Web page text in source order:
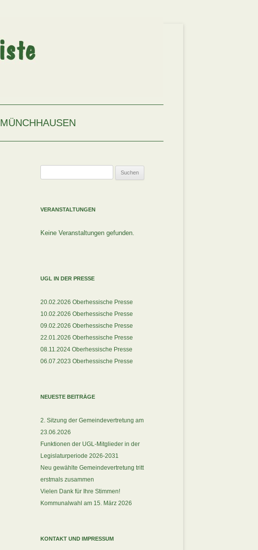
MÜNCHHAUSEN
VERANSTALTUNGEN
Keine Veranstaltungen gefunden.
UGL IN DER PRESSE
20.02.2026 Oberhessische Presse
10.02.2026 Oberhessische Presse
09.02.2026 Oberhessische Presse
22.01.2026 Oberhessische Presse
08.11.2024 Oberhessische Presse
06.07.2023 Oberhessische Presse
NEUESTE BEITRÄGE
2. Sitzung der Gemeindevertretung am
23.06.2026
Funktionen der UGL-Mitglieder in der
Legislaturperiode 2026-2031
Neu gewählte Gemeindevertretung tritt
erstmals zusammen
Vielen Dank für Ihre Stimmen!
Kommunalwahl am 15. März 2026
KONTAKT UND IMPRESSUM